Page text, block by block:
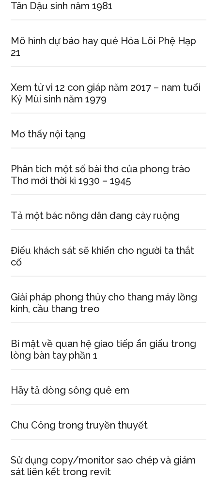
Tân Dậu sinh năm 1981
Mô hình dự báo hay quẻ Hỏa Lôi Phệ Hạp
21
Xem tử vi 12 con giáp năm 2017 – nam tuổi
Kỷ Mùi sinh năm 1979
Mơ thấy nội tạng
Phân tích một số bài thơ của phong trào
Thơ mới thời kì 1930 – 1945
Tả một bác nông dân đang cày ruộng
Điếu khách sát sẽ khiển cho người ta thắt
cổ
Giải pháp phong thủy cho thang máy lồng
kính, cầu thang treo
Bí mật về quan hệ giao tiếp ẩn giấu trong
lòng bàn tay phần 1
Hãy tả dòng sông quê em
Chu Công trong truyền thuyết
Sử dụng copy/monitor sao chép và giám
sát liên kết trong revit